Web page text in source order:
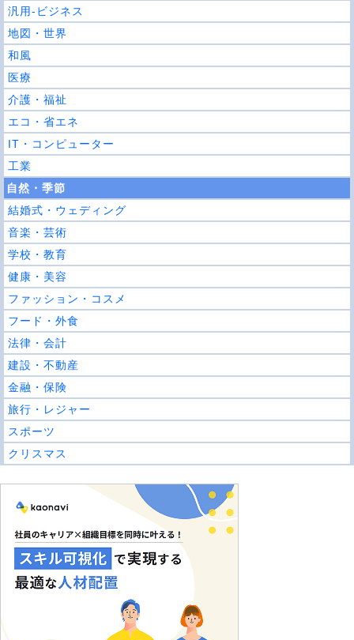
汎用-ビジネス
地図・世界
和風
医療
介護・福祉
エコ・省エネ
IT・コンピューター
工業
自然・季節
結婚式・ウェディング
音楽・芸術
学校・教育
健康・美容
ファッション・コスメ
フード・外食
法律・会計
建設・不動産
金融・保険
旅行・レジャー
スポーツ
クリスマス